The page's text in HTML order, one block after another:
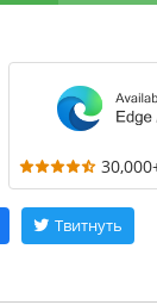
Твитнуть